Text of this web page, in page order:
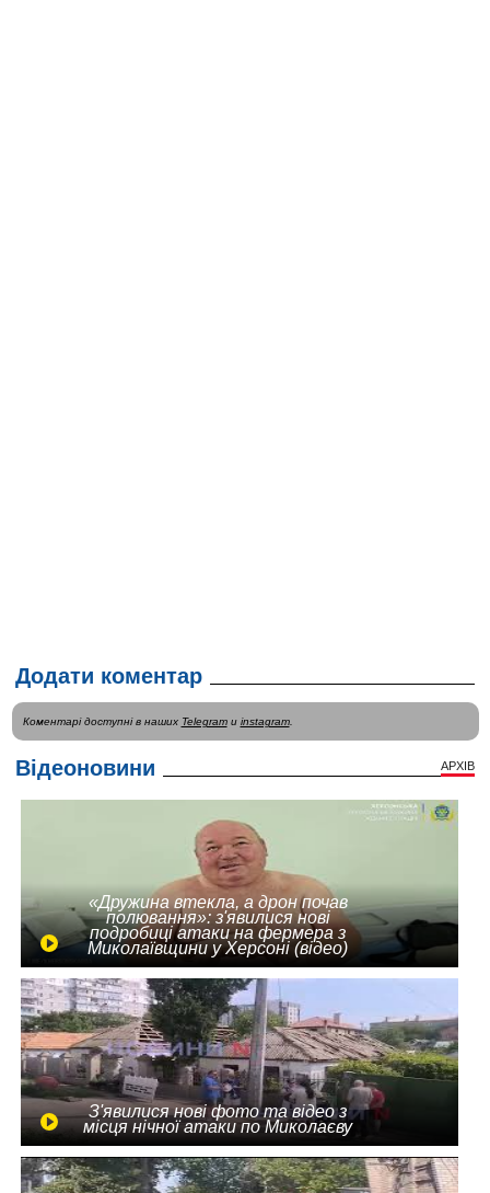
Додати коментар
Коментарі доступні в наших Telegramи instagram.
Відеоновини АРХІВ
«Дружина втекла, а дрон почав
полювання»: з'явилися нові
подробиці атаки на фермера з
Миколаївщини у Херсоні (відео)
З'явилися нові фото та відео з
місця нічної атаки по Миколаєву